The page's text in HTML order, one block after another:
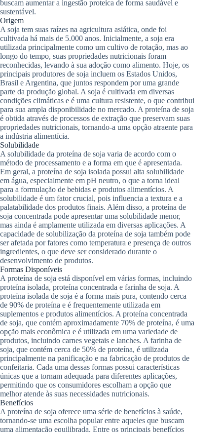
buscam aumentar a ingestão proteica de forma saudável e
sustentável.
Origem
A soja tem suas raízes na agricultura asiática, onde foi
cultivada há mais de 5.000 anos. Inicialmente, a soja era
utilizada principalmente como um cultivo de rotação, mas ao
longo do tempo, suas propriedades nutricionais foram
reconhecidas, levando à sua adoção como alimento. Hoje, os
principais produtores de soja incluem os Estados Unidos,
Brasil e Argentina, que juntos respondem por uma grande
parte da produção global. A soja é cultivada em diversas
condições climáticas e é uma cultura resistente, o que contribui
para sua ampla disponibilidade no mercado. A proteína de soja
é obtida através de processos de extração que preservam suas
propriedades nutricionais, tornando-a uma opção atraente para
a indústria alimentícia.
Solubilidade
A solubilidade da proteína de soja varia de acordo com o
método de processamento e a forma em que é apresentada.
Em geral, a proteína de soja isolada possui alta solubilidade
em água, especialmente em pH neutro, o que a torna ideal
para a formulação de bebidas e produtos alimentícios. A
solubilidade é um fator crucial, pois influencia a textura e a
palatabilidade dos produtos finais. Além disso, a proteína de
soja concentrada pode apresentar uma solubilidade menor,
mas ainda é amplamente utilizada em diversas aplicações. A
capacidade de solubilização da proteína de soja também pode
ser afetada por fatores como temperatura e presença de outros
ingredientes, o que deve ser considerado durante o
desenvolvimento de produtos.
Formas Disponíveis
A proteína de soja está disponível em várias formas, incluindo
proteína isolada, proteína concentrada e farinha de soja. A
proteína isolada de soja é a forma mais pura, contendo cerca
de 90% de proteína e é frequentemente utilizada em
suplementos e produtos alimentícios. A proteína concentrada
de soja, que contém aproximadamente 70% de proteína, é uma
opção mais econômica e é utilizada em uma variedade de
produtos, incluindo carnes vegetais e lanches. A farinha de
soja, que contém cerca de 50% de proteína, é utilizada
principalmente na panificação e na fabricação de produtos de
confeitaria. Cada uma dessas formas possui características
únicas que a tornam adequada para diferentes aplicações,
permitindo que os consumidores escolham a opção que
melhor atende às suas necessidades nutricionais.
Benefícios
A proteína de soja oferece uma série de benefícios à saúde,
tornando-se uma escolha popular entre aqueles que buscam
uma alimentação equilibrada. Entre os principais benefícios